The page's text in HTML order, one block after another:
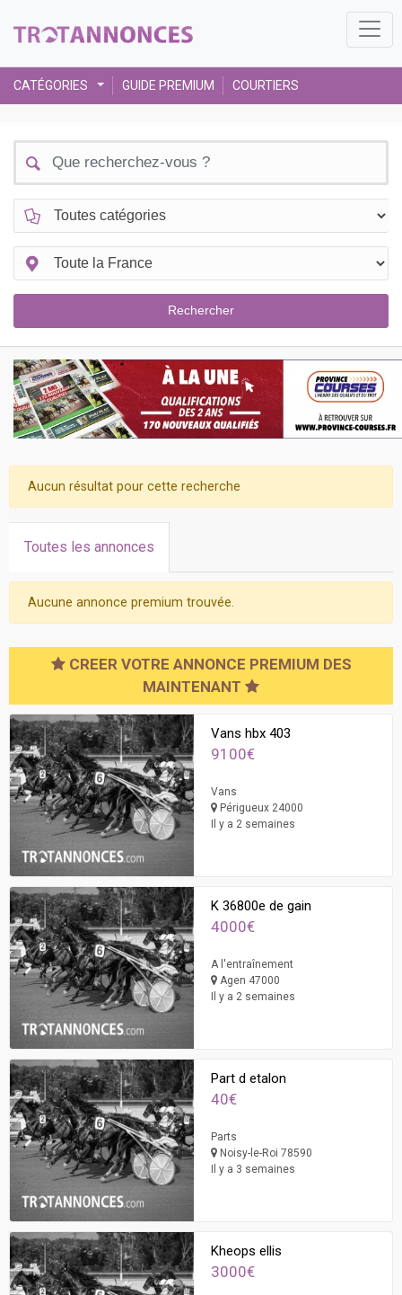
CATÉGORIES GUIDE PREMIUM COURTIERS
Aucun résultat pour cette recherche
Toutes les annonces
Aucune annonce premium trouvée.
CREER VOTRE ANNONCE PREMIUM DES
MAINTENANT
Vans hbx 403
9100€
Vans
Périgueux 24000
Il y a 2 semaines
K 36800e de gain
4000€
A l'entraînement
Agen 47000
Il y a 2 semaines
Part d etalon
40€
Parts
Noisy-le-Roi 78590
Il y a 3 semaines
Kheops ellis
3000€